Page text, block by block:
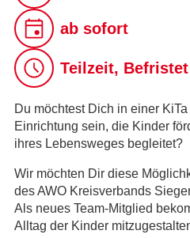
ab sofort
Teilzeit, Befristet
Du möchtest Dich in einer
Einrichtung sein, die Kinder
ihres Lebensweges begleitet?
Wir möchten Dir diese
des AWO Kreisverbands
Als neues Team-Mitglied
Alltag der Kinder